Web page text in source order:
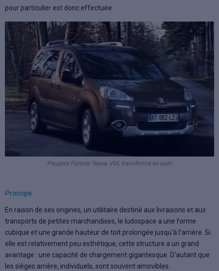
pour particulier est donc effectuée.
Peugeot Partner Tepee, VUL transformé en auto
Principe
En raison de ses origines, un utilitaire destiné aux livraisons et aux
transports de petites marchandises, le ludospace a une forme
cubique et une grande hauteur de toit prolongée jusqu'à l'arrière. Si
elle est relativement peu esthétique, cette structure a un grand
avantage : une capacité de chargement gigantesque. D'autant que
les sièges arrière, individuels, sont souvent amovibles.